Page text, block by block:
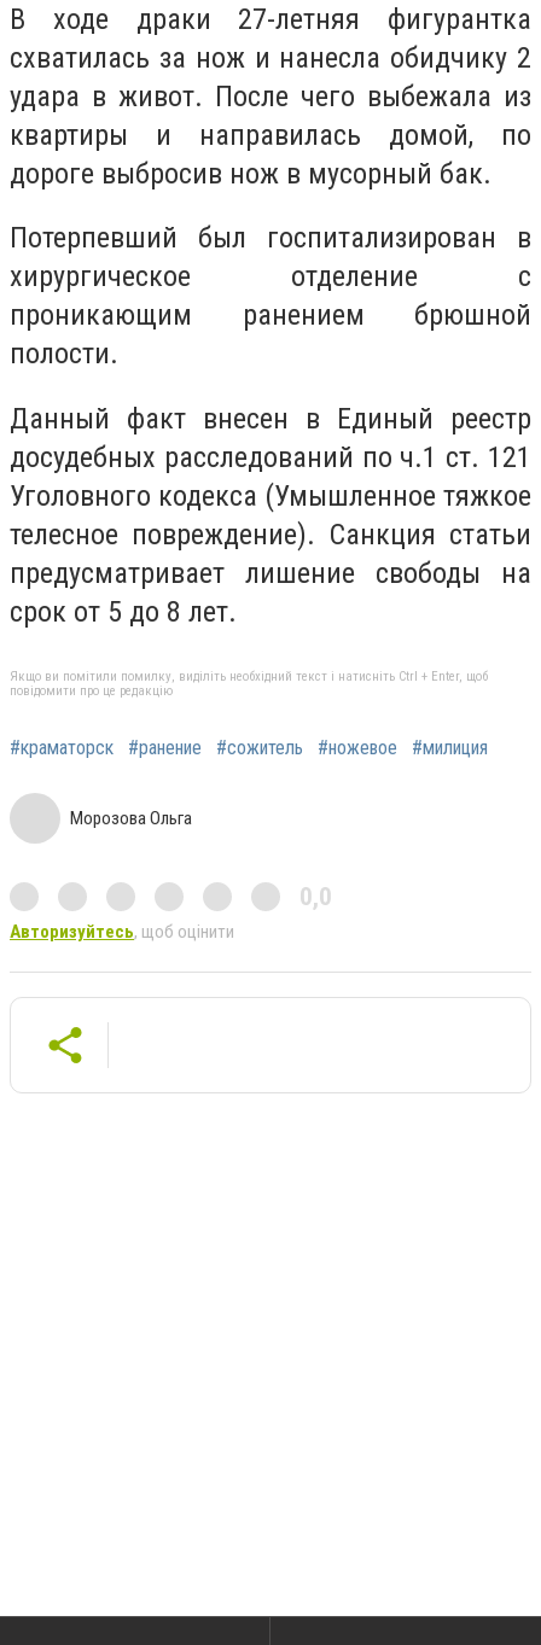
В ходе драки 27-летняя фигурантка
схватилась за нож и нанесла обидчику 2
удара в живот. После чего выбежала из
квартиры и направилась домой, по
дороге выбросив нож в мусорный бак.
Потерпевший был госпитализирован в
хирургическое отделение с
проникающим ранением брюшной
полости.
Данный факт внесен в Единый реестр
досудебных расследований по ч.1 ст. 121
Уголовного кодекса (Умышленное тяжкое
телесное повреждение). Санкция статьи
предусматривает лишение свободы на
срок от 5 до 8 лет.
Якщо ви помітили помилку, виділіть необхідний текст і натисніть Ctrl + Enter, щоб
повідомити про це редакцію
#краматорск #ранение #сожитель #ножевое #милиция
Морозова Ольга
0,0
Авторизуйтесь, щоб оцінити